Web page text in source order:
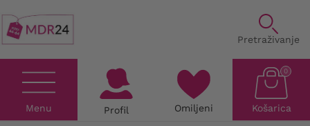
Pretraživanje
Menu Profil Omiljeni Košarica
0